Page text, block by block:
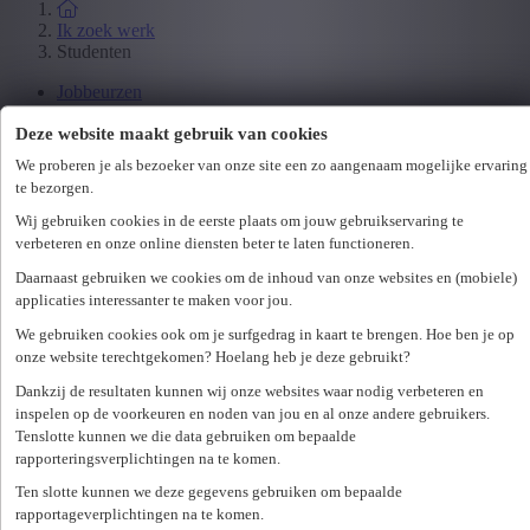
Deze website maakt gebruik van cookies
We proberen je als bezoeker van onze site een zo aangenaam mogelijke ervaring
te bezorgen.
Wij gebruiken cookies in de eerste plaats om jouw gebruikservaring te
verbeteren en onze online diensten beter te laten functioneren.
Daarnaast gebruiken we cookies om de inhoud van onze websites en (mobiele)
applicaties interessanter te maken voor jou.
We gebruiken cookies ook om je surfgedrag in kaart te brengen. Hoe ben je op
onze website terechtgekomen? Hoelang heb je deze gebruikt?
Dankzij de resultaten kunnen wij onze websites waar nodig verbeteren en
inspelen op de voorkeuren en noden van jou en al onze andere gebruikers.
Tenslotte kunnen we die data gebruiken om bepaalde
rapporteringsverplichtingen na te komen.
Ten slotte kunnen we deze gegevens gebruiken om bepaalde
rapportageverplichtingen na te komen.
Ik zoek werk
Studenten
Jobbeurzen
Wetgeving
Ik zoek personeel
Specialisaties
Customer Care
Accounting & Finance
Maritiem
Ik zoek personeel
Hr-diensten
Assessments
Flexi-jobs
Projectsourcing